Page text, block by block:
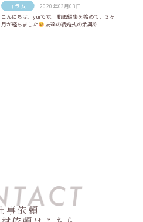
コラム
2020年03月03日
こんにちは、yuiです。 動画編集を始めて、３ヶ
月が経ちました
友達の結婚式の余興や...
事依頼